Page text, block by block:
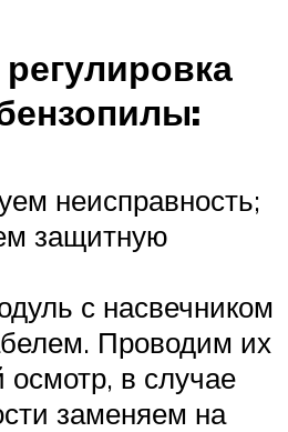
неисправность;
защитную
с насвечником
Проводим их
в случае
заменяем на